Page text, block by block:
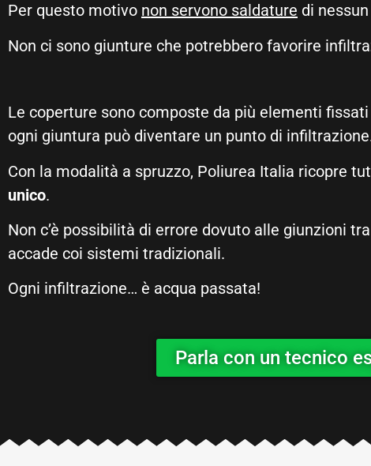
Per questo motivo non servono saldature di
Non ci sono giunture che potrebbero favorire
Le coperture sono composte da più elementi
ogni giuntura può diventare un punto di
Con la modalità a spruzzo, Poliurea Italia ricopre
unico.
Non c’è possibilità di errore dovuto alle giunzioni
accade coi sistemi tradizionali.
Ogni infiltrazione… è acqua passata!
Parla con un tecnico